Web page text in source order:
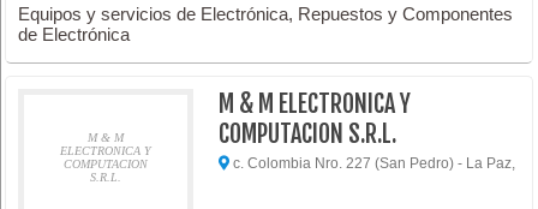
Equipos y servicios de Electrónica, Repuestos y Componentes
de Electrónica
M & M
ELECTRONICA Y
COMPUTACION
S.R.L.
M & M ELECTRONICA Y
COMPUTACION S.R.L.
c. Colombia Nro. 227 (San Pedro) - La Paz,